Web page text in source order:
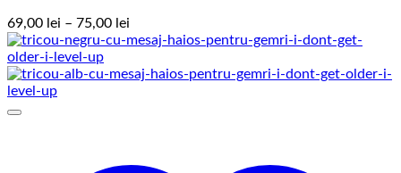
69,00 lei – 75,00 lei
de
69,00 lei